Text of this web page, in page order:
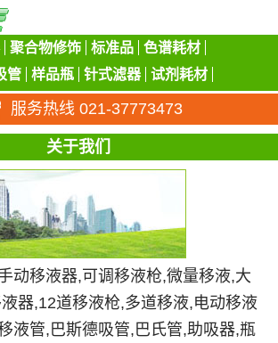
聚合物修饰 标准品
色谱耗材
管
样品瓶 针式滤器 试剂耗材
服务热线 021-37773473
关于我们
动移液器,可调移液枪,微量移液,大
器,12道移液枪,多道移液,电动移液
液管,巴斯德吸管,巴氏管,助吸器,瓶